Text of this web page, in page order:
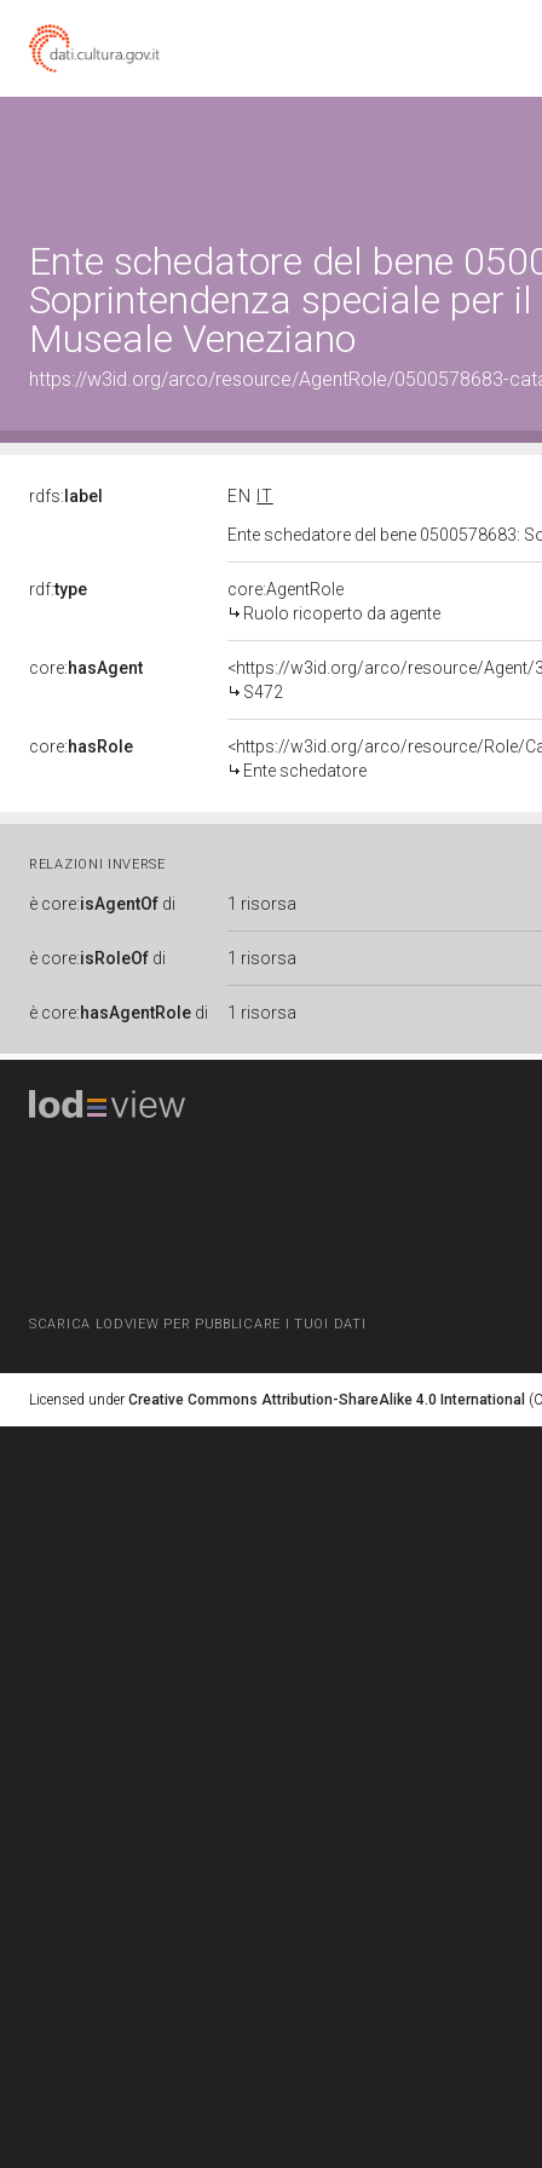
Ente schedatore del bene
Soprintendenza speciale per il
Museale Veneziano
https://w3id.org/arco/resource/AgentRole/0500578683-
rdfs: label EN
IT
Ente schedatore del bene 0500578683:
rdf:type
core:AgentRole
Ruolo ricoperto da agente
core:hasAgent
<https://w3id.org/arco/resource/Agent/
S472
core:hasRole
<https://w3id.org/arco/resource/Role/
Ente schedatore
RELAZIONI INVERSE
è core:isAgentOf di 1 risorsa
è core:isRoleOf di 1 risorsa
è core:hasAgentRole di 1 risorsa
SCARICA LODVIEW PER PUBBLICARE I TUOI DATI
Licensed under Creative Commons Attribution-ShareAlike 4.0 International